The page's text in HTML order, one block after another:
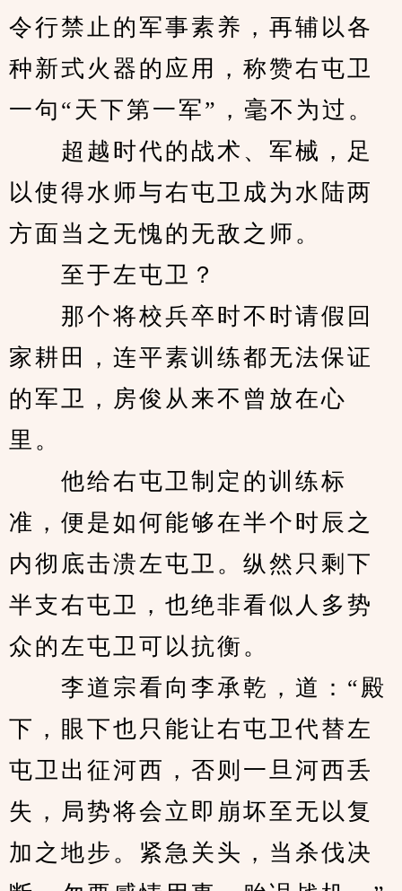
令行禁止的军事素养，再辅以各
种新式火器的应用，称赞右屯卫
一句“天下第一军”，毫不为过。
超越时代的战术、军械，足
以使得水师与右屯卫成为水陆两
方面当之无愧的无敌之师。
至于左屯卫？
那个将校兵卒时不时请假回
家耕田，连平素训练都无法保证
的军卫，房俊从来不曾放在心
里。
他给右屯卫制定的训练标
准，便是如何能够在半个时辰之
内彻底击溃左屯卫。纵然只剩下
半支右屯卫，也绝非看似人多势
众的左屯卫可以抗衡。
李道宗看向李承乾，道：“殿
下，眼下也只能让右屯卫代替左
屯卫出征河西，否则一旦河西丢
失，局势将会立即崩坏至无以复
加之地步。紧急关头，当杀伐决